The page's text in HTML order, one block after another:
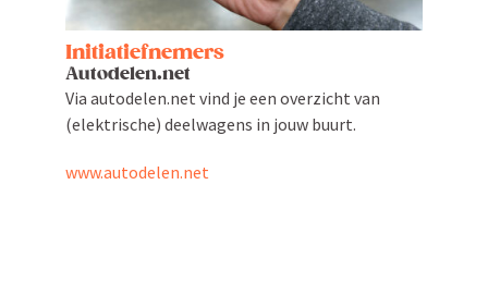
Initi­a­tief­nemers
Autodelen.net
Via autodelen.net vind je een overzicht van
(elektrische) deelwagens in jouw buurt.
www.autodelen.net